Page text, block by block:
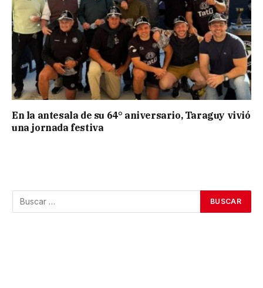
En la antesala de su 64° aniversario, Taraguy vivió
una jornada festiva